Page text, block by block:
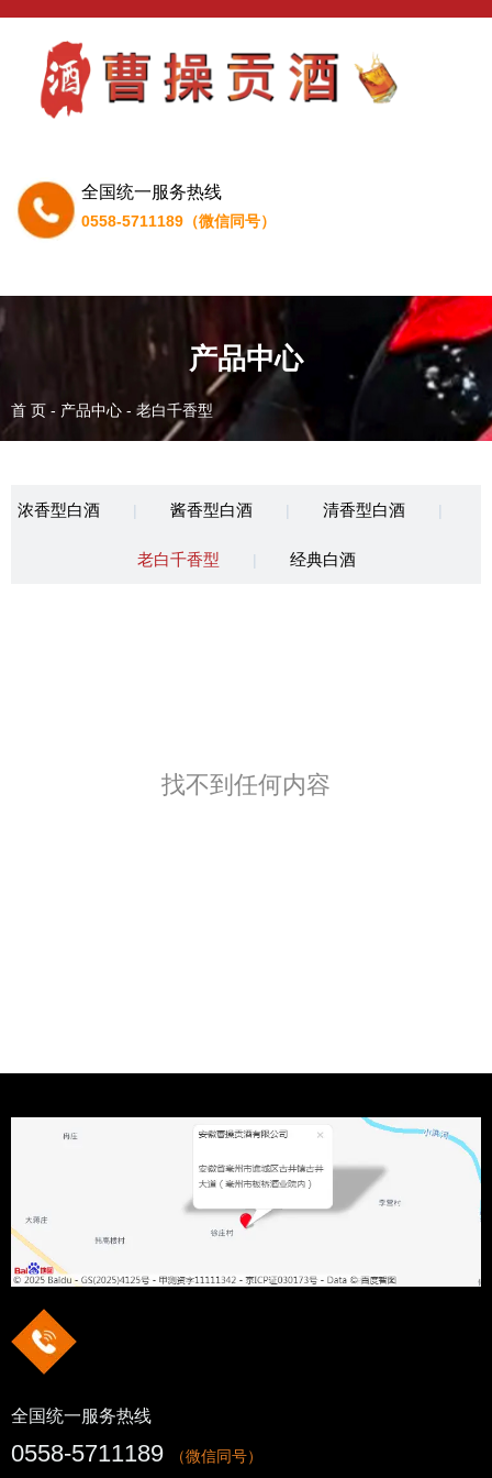
全国统一服务热线
0558-5711189（微信同号）
产品中心
首 页 - 产品中心 - 老白千香型
浓香型白酒 | 酱香型白酒 | 清香型白酒 |
老白千香型 | 经典白酒
找不到任何内容
全国统一服务热线
0558-5711189 （微信同号）